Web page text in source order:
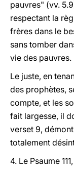
pauvres" (vv.
respectant la
frères dans le
sans tomber
vie des pauvres.
Le juste, en
des prophètes,
compte, et les
fait largesse, il
verset 9,
totalement
4. Le Psaume